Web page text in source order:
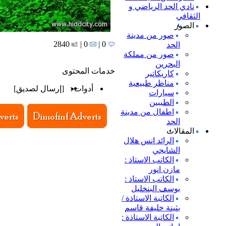
نادي الحد الرياضي و
الثقافي
الصور
صور من مدينة
الحد
صور من مملكة
البحرين
كاريكاتير
مناظر طبيعية
سيارات
الطيبين
اطفال من مدينة
الحد
المقالات
الرائد انس هلال
الشايجي
الكاتب الاستاذ :
مازن انور
الكاتب الاستاذ :
يوسف البنخليل
الكاتبة الاستاذة /
بثينة خليفة قاسم
الكاتبة الاستاذة :
خدمات المحتوى
أدوات : [ إرسال لصديق]